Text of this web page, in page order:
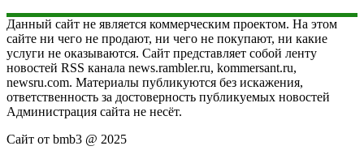
Данный сайт не является коммерческим проектом. На этом
сайте ни чего не продают, ни чего не покупают, ни какие
услуги не оказываются. Сайт представляет собой ленту
новостей RSS канала news.rambler.ru, kommersant.ru,
newsru.com. Материалы публикуются без искажения,
ответственность за достоверность публикуемых новостей
Администрация сайта не несёт.
Сайт от bmb3 @ 2025